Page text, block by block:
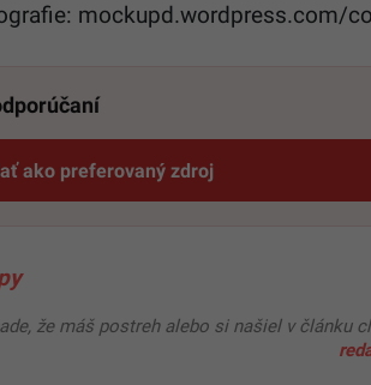
mockupd.wordpress.com/
ako preferovaný zdroj
Startitup, odkaz sa otvorí v novom
že máš postreh alebo si našiel v článku